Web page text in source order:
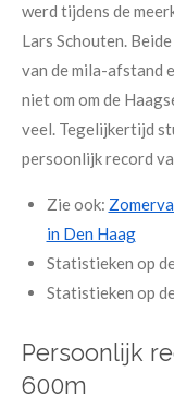
werd tijdens de
Lars Schouten.
van de mila-afstand
niet om om de
veel. Tegelijkertijd
persoonlijk record
Zie ook:
in Den Haag
Statistieken op
Statistieken op
Persoonlijk
600m